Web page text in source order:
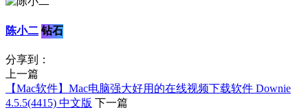
陈小二 钻石
分享到：
上一篇
【Mac软件】Mac电脑强大好用的在线视频下载软件 Downie
4.5.5(4415) 中文版 下一篇